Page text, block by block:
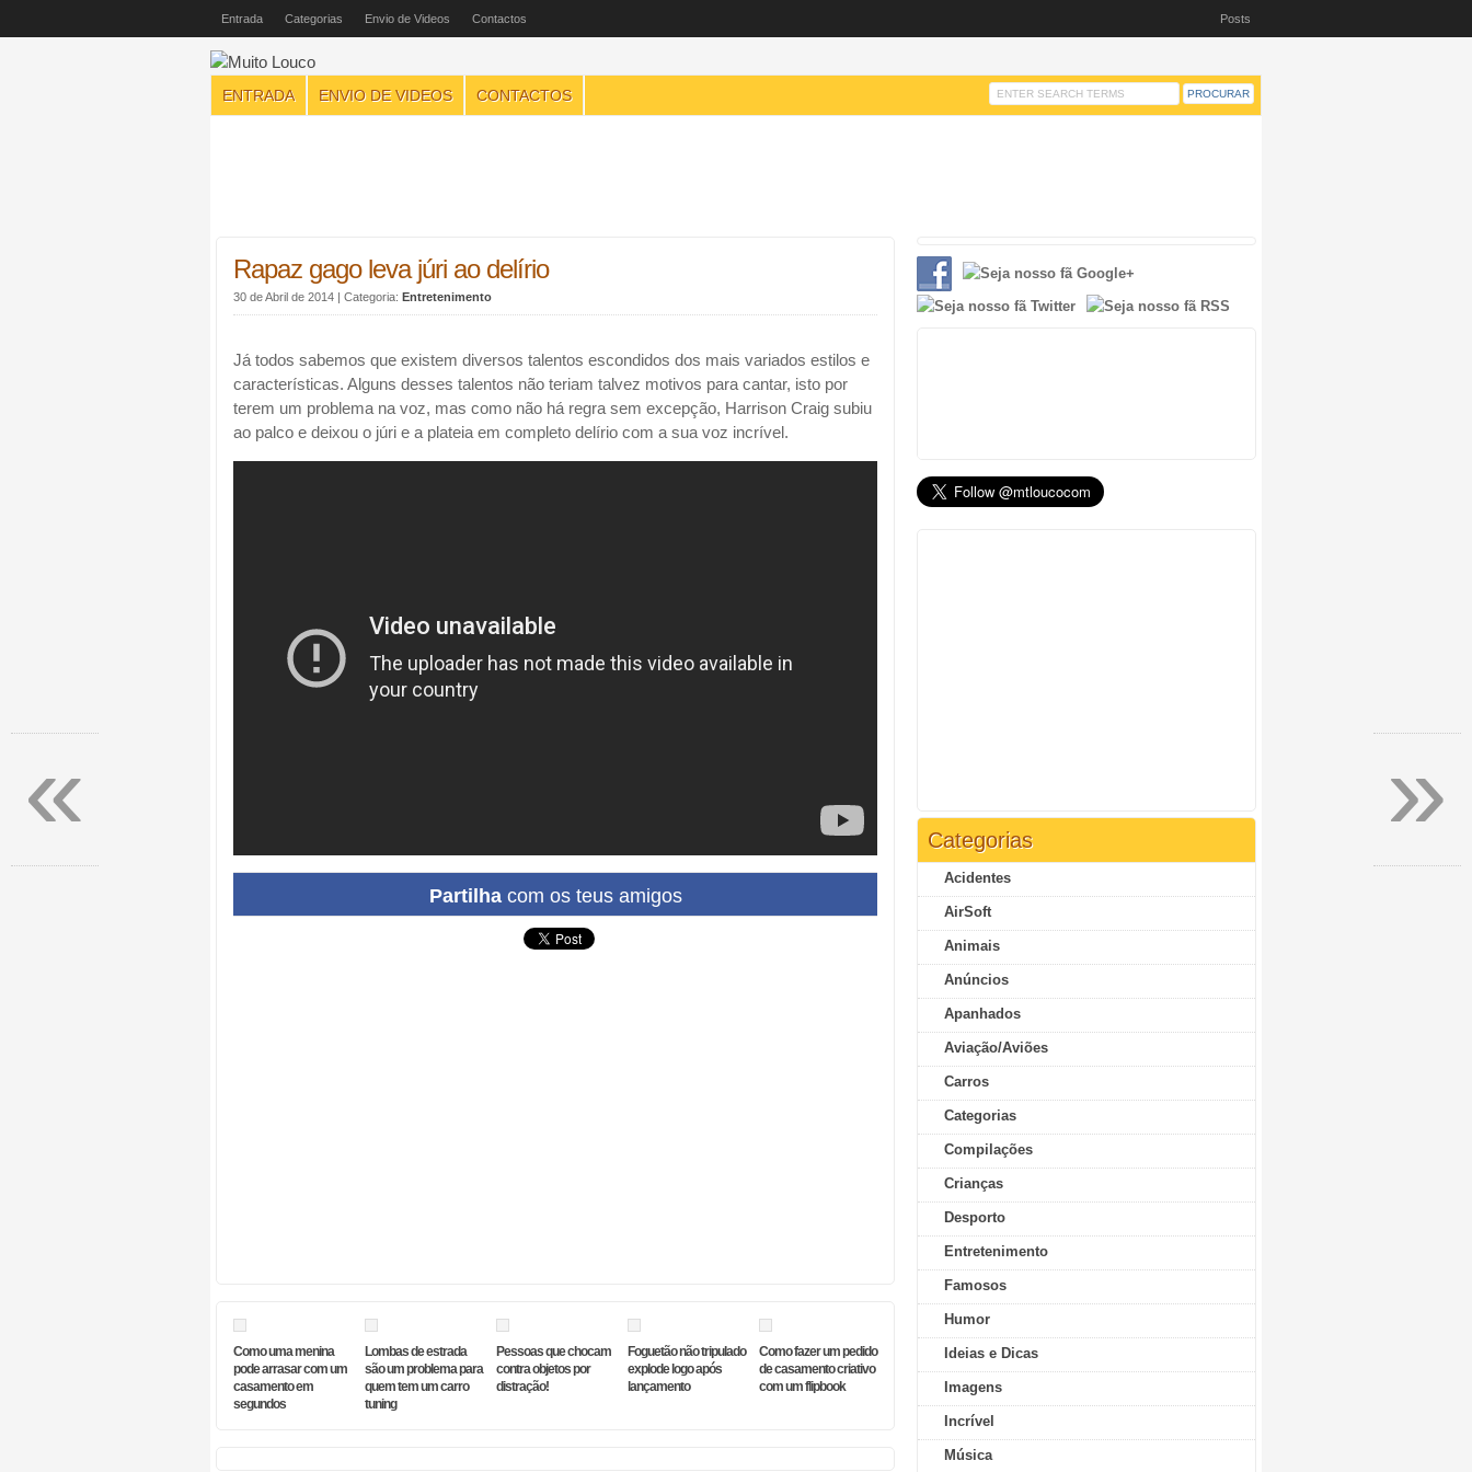
Entrada Categorias Envio de Videos Contactos Posts
ENTRADA ENVIO DE VIDEOS CONTACTOS
Rapaz gago leva júri ao delírio
30 de Abril de 2014 | Categoria: Entretenimento
Já todos sabemos que existem diversos talentos escondidos dos mais variados estilos e
características. Alguns desses talentos não teriam talvez motivos para cantar, isto por
terem um problema na voz, mas como não há regra sem excepção, Harrison Craig subiu
ao palco e deixou o júri e a plateia em completo delírio com a sua voz incrível.
Partilhacom os teus amigos
Como uma menina
pode arrasar com um
casamento em
segundos
Lombas de estrada
são um problema para
quem tem um carro
tuning
Pessoas que chocam
contra objetos por
distração!
Foguetão não tripulado
explode logo após
lançamento
Como fazer um pedido
de casamento criativo
com um flipbook
Categorias
Acidentes
AirSoft
Animais
Anúncios
Apanhados
Aviação/Aviões
Carros
Categorias
Compilações
Crianças
Desporto
Entretenimento
Famosos
Humor
Ideias e Dicas
Imagens
Incrível
Música
»
«